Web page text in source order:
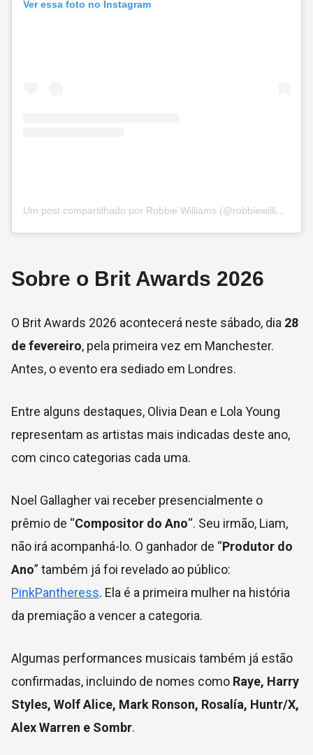
Ver essa foto no Instagram
Um post compartilhado por Robbie Williams (@robbiewilliams)
Sobre o Brit Awards 2026
O Brit Awards 2026 acontecerá neste sábado, dia 28
de fevereiro, pela primeira vez em Manchester.
Antes, o evento era sediado em Londres.
Entre alguns destaques, Olivia Dean e Lola Young
representam as artistas mais indicadas deste ano,
com cinco categorias cada uma.
Noel Gallagher vai receber presencialmente o
prêmio de “Compositor do Ano“. Seu irmão, Liam,
não irá acompanhá-lo. O ganhador de “Produtor do
Ano” também já foi revelado ao público:
PinkPantheress. Ela é a primeira mulher na história
da premiação a vencer a categoria.
Algumas performances musicais também já estão
confirmadas, incluindo de nomes como Raye, Harry
Styles, Wolf Alice, Mark Ronson, Rosalía, Huntr/X,
Alex Warren e Sombr.